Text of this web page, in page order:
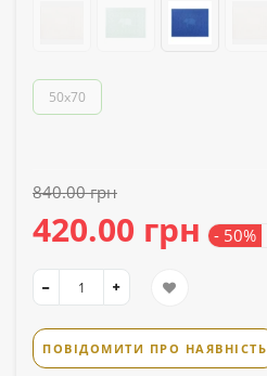
50х70
840.00 грн
420.00 грн - 50%
ПОВІДОМИТИ ПРО НАЯВНІСТЬ